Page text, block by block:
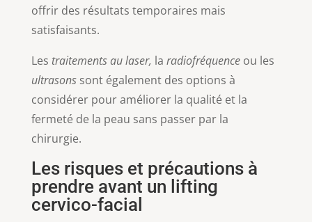
offrir des résultats temporaires mais
satisfaisants.
Les traitements au laser, la radiofréquenceou les
ultrasonssont également des options à
considérer pour améliorer la qualité et la
fermeté de la peau sans passer par la
chirurgie.
Les risques et précautions à
prendre avant un lifting
cervico-facial